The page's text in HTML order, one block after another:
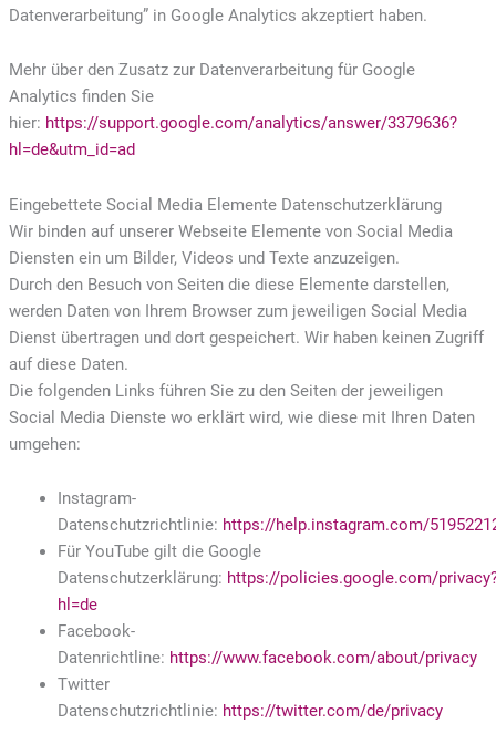
Datenverarbeitung” in Google Analytics akzeptiert haben.
Mehr über den Zusatz zur Datenverarbeitung für Google
Analytics finden Sie
hier: https://support.google.com/analytics/answer/3379636?
hl=de&utm_id=ad
Eingebettete Social Media Elemente Datenschutzerklärung
Wir binden auf unserer Webseite Elemente von Social Media
Diensten ein um Bilder, Videos und Texte anzuzeigen.
Durch den Besuch von Seiten die diese Elemente darstellen,
werden Daten von Ihrem Browser zum jeweiligen Social Media
Dienst übertragen und dort gespeichert. Wir haben keinen Zugriff
auf diese Daten.
Die folgenden Links führen Sie zu den Seiten der jeweiligen
Social Media Dienste wo erklärt wird, wie diese mit Ihren Daten
umgehen:
Instagram-
Datenschutzrichtlinie: https://help.instagram.com/
Für YouTube gilt die Google
Datenschutzerklärung: https://policies.google.com/
hl=de
Facebook-
Datenrichtline: https://www.facebook.com/about/privacy
Twitter
Datenschutzrichtlinie: https://twitter.com/de/privacy